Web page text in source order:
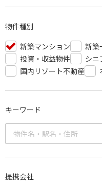
物件種別
新築マンション
新築
投資・収益物件
シニ
国内リゾート不動産
キーワード
提携会社